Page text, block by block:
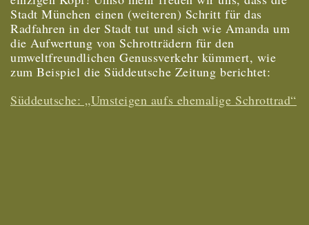
Stadt München einen (weiteren) Schritt für das
Radfahren in der Stadt tut und sich wie Amanda um
die Aufwertung von Schrotträdern für den
umweltfreundlichen Genussverkehr kümmert, wie
zum Beispiel die Süddeutsche Zeitung berichtet:
Süddeutsche: „Umsteigen aufs ehemalige Schrottrad“